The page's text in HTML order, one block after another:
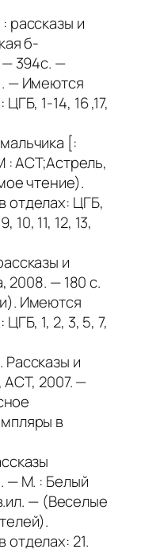
рассказы и
б-
394с. —
— Имеются
1-14, 16 ,17,
[:
: АСТ;Астрель,
чтение).
отделах: ЦГБ,
10, 11, 12, 13,
и
2008. — 180 с.
Имеются
1, 2, 3, 5, 7,
и
АСТ, 2007. —
в
— М. : Белый
— (Веселые
21.